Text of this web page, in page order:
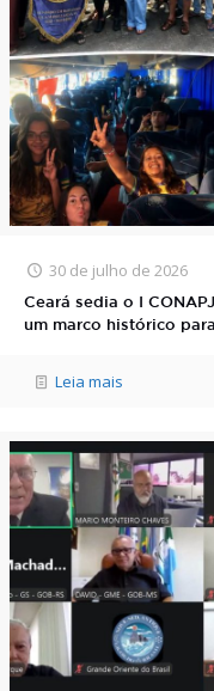
30 de julho de 2026
Ceará sedia o I
um marco histórico
Leia mais